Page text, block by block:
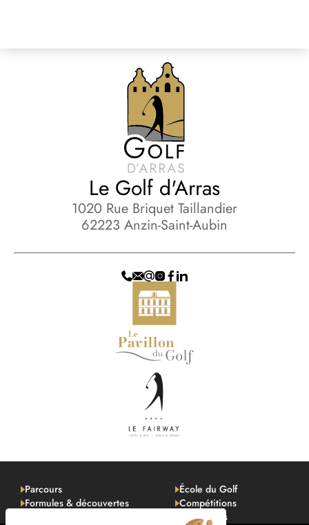
Le Golf d'Arras
1020 Rue Briquet Taillandier
62223 Anzin-Saint-Aubin
Parcours
École du Golf
Formules & découvertes
Compétitions
Avis clients